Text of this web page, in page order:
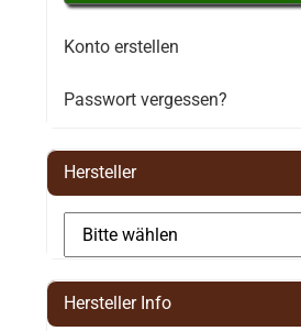
Konto erstellen
Passwort vergessen?
Hersteller
Hersteller Info